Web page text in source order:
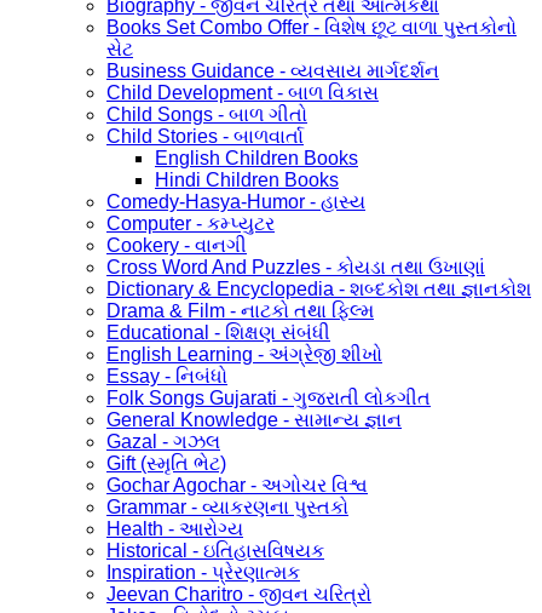
Biography - જીવન ચરિત્ર તથા આત્મકથા
Books Set Combo Offer - વિશેષ છૂટ વાળા પુસ્તકોનો
સેટ
Business Guidance - વ્યવસાય માર્ગદર્શન
Child Development - બાળ વિકાસ
Child Songs - બાળ ગીતો
Child Stories - બાળવાર્તા
English Children Books
Hindi Children Books
Comedy-Hasya-Humor - હાસ્ય
Computer - કમ્પ્યુટર
Cookery - વાનગી
Cross Word And Puzzles - કોયડા તથા ઉખાણાં
Dictionary & Encyclopedia - શબ્દકોશ તથા જ્ઞાનકોશ
Drama & Film - નાટકો તથા ફિલ્મ
Educational - શિક્ષણ સંબંધી
English Learning - અંગ્રેજી શીખો
Essay - નિબંધો
Folk Songs Gujarati - ગુજરાતી લોકગીત
General Knowledge - સામાન્ય જ્ઞાન
Gazal - ગઝલ
Gift (સ્મૃતિ ભેટ)
Gochar Agochar - અગોચર વિશ્વ
Grammar - વ્યાકરણના પુસ્તકો
Health - આરોગ્ય
Historical - ઇતિહાસવિષયક
Inspiration - પ્રેરણાત્મક
Jeevan Charitro - જીવન ચરિત્રો